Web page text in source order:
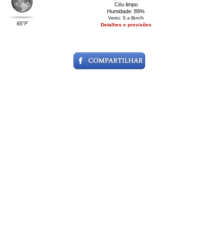
65°F
Céu limpo
Humidade: 89%
Vento: S a 8km/h
Detalhes e previsões